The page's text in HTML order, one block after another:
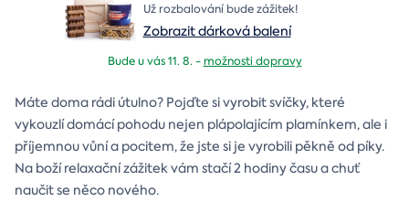
Už rozbalování bude zážitek!
Zobrazit dárková balení
Bude u vás 11. 8. -možnosti dopravy
Máte doma rádi útulno? Pojďte si vyrobit svíčky, které
vykouzlí domácí pohodu nejen plápolajícím plamínkem, ale i
příjemnou vůní a pocitem, že jste si je vyrobili pěkně od píky.
Na boží relaxační zážitek vám stačí 2 hodiny času a chuť
naučit se něco nového.